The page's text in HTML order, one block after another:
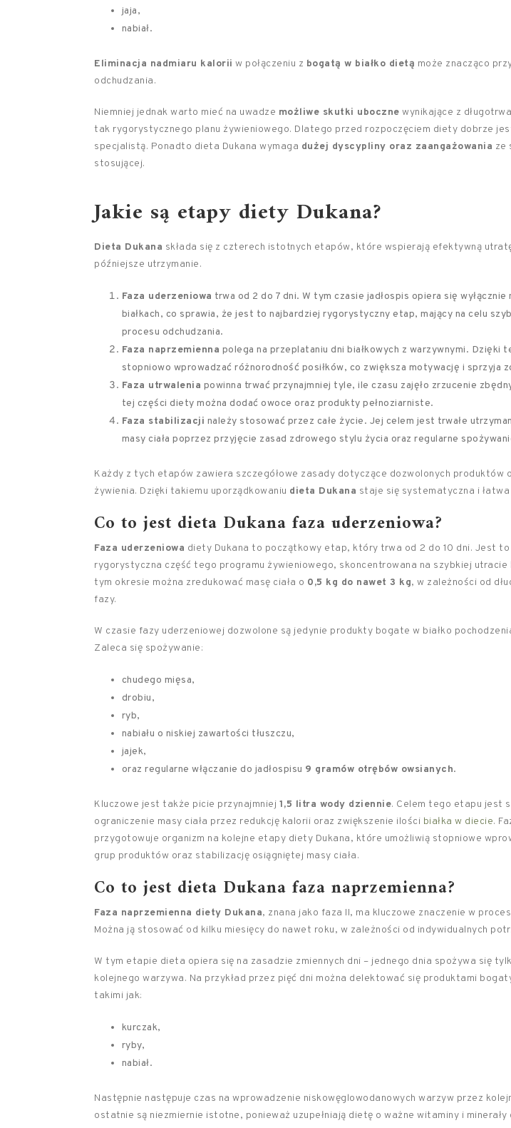
jaja,
nabiał.
Eliminacja nadmiaru kalorii w połączeniu z bogatą w białko dietą może znacząco
odchudzania.
Niemniej jednak warto mieć na uwadze możliwe skutki uboczne wynikające z
tak rygorystycznego planu żywieniowego. Dlatego przed rozpoczęciem diety dobrze
specjalistą. Ponadto dieta Dukana wymaga dużej dyscypliny oraz zaangażowania ze
stosującej.
Jakie są etapy diety Dukana?
Dieta Dukana składa się z czterech istotnych etapów, które wspierają efektywną
późniejsze utrzymanie.
Faza uderzeniowa trwa od 2 do 7 dni. W tym czasie jadłospis opiera się wyłącznie
białkach, co sprawia, że jest to najbardziej rygorystyczny etap, mający na celu
procesu odchudzania.
Faza naprzemienna polega na przeplataniu dni białkowych z warzywnymi. Dzięki
stopniowo wprowadzać różnorodność posiłków, co zwiększa motywację i sprzyja
Faza utrwalenia powinna trwać przynajmniej tyle, ile czasu zajęło zrzucenie
tej części diety można dodać owoce oraz produkty pełnoziarniste.
Faza stabilizacji należy stosować przez całe życie. Jej celem jest trwałe
masy ciała poprzez przyjęcie zasad zdrowego stylu życia oraz regularne
Każdy z tych etapów zawiera szczegółowe zasady dotyczące dozwolonych produktów
żywienia. Dzięki takiemu uporządkowaniu dieta Dukana staje się systematyczna i
Co to jest dieta Dukana faza uderzeniowa?
Faza uderzeniowa diety Dukana to początkowy etap, który trwa od 2 do 10 dni. Jest
rygorystyczna część tego programu żywieniowego, skoncentrowana na szybkiej utracie
tym okresie można zredukować masę ciała o 0,5 kg do nawet 3 kg, w zależności od
fazy.
W czasie fazy uderzeniowej dozwolone są jedynie produkty bogate w białko
Zaleca się spożywanie:
chudego mięsa,
drobiu,
ryb,
nabiału o niskiej zawartości tłuszczu,
jajek,
oraz regularne włączanie do jadłospisu 9 gramów otrębów owsianych.
Kluczowe jest także picie przynajmniej 1,5 litra wody dziennie. Celem tego etapu jest
ograniczenie masy ciała przez redukcję kalorii oraz zwiększenie ilości białka w diecie.
przygotowuje organizm na kolejne etapy diety Dukana, które umożliwią stopniowe
grup produktów oraz stabilizację osiągniętej masy ciała.
Co to jest dieta Dukana faza naprzemienna?
Faza naprzemienna diety Dukana, znana jako faza II, ma kluczowe znaczenie w
Można ją stosować od kilku miesięcy do nawet roku, w zależności od indywidualnych
W tym etapie dieta opiera się na zasadzie zmiennych dni – jednego dnia spożywa się
kolejnego warzywa. Na przykład przez pięć dni można delektować się produktami
takimi jak:
kurczak,
ryby,
nabiał.
Następnie następuje czas na wprowadzenie niskowęglowodanowych warzyw przez
ostatnie są niezmiernie istotne, ponieważ uzupełniają dietę o ważne witaminy i minerały